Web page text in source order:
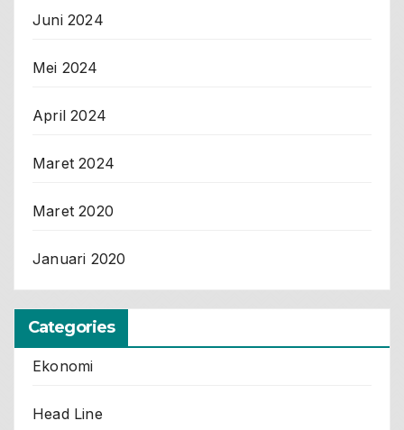
Juni 2024
Mei 2024
April 2024
Maret 2024
Maret 2020
Januari 2020
Categories
Ekonomi
Head Line